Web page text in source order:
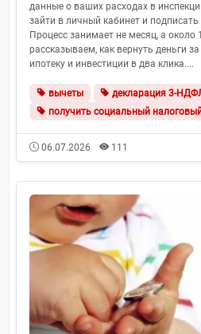
данные о ваших расходах в
зайти в личный кабинет и подписать
Процесс занимает не месяц, а около
рассказываем, как вернуть деньги
ипотеку и инвестиции в два клика....
вычеты
декларация 3-
получить социальный
06.07.2026 111